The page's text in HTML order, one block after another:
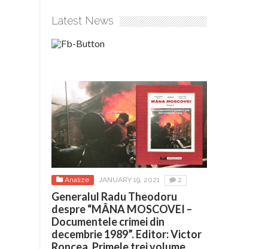
Latest News
Analize JANUARY 19, 2021 2
Generalul Radu Theodoru
despre “MÂNA MOSCOVEI –
Documentele crimei din
decembrie 1989”. Editor: Victor